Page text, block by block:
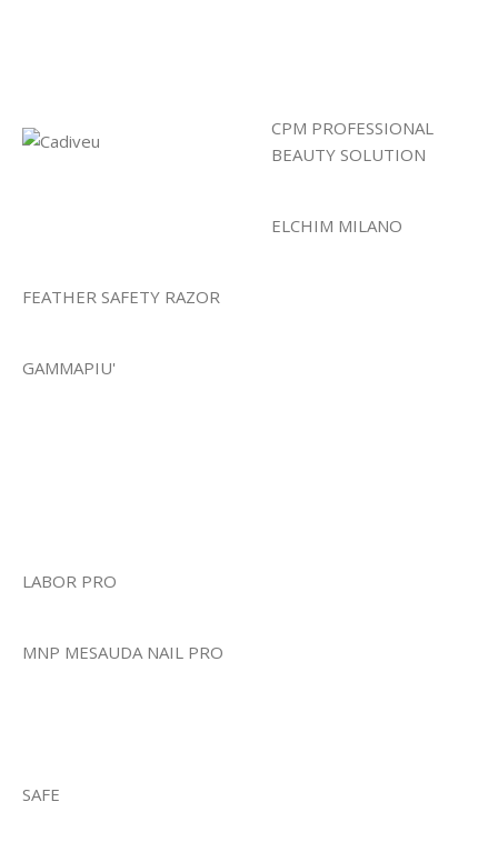
CPM PROFESSIONAL
BEAUTY SOLUTION
ELCHIM MILANO
FEATHER SAFETY RAZOR
GAMMAPIU'
LABOR PRO
MNP MESAUDA NAIL PRO
SAFE